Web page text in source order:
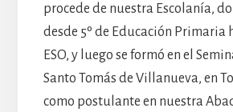
procede de nuestra Escolanía,
desde 5º de Educación Primaria
ESO, y luego se formó en el
Santo Tomás de Villanueva, en
como postulante en nuestra